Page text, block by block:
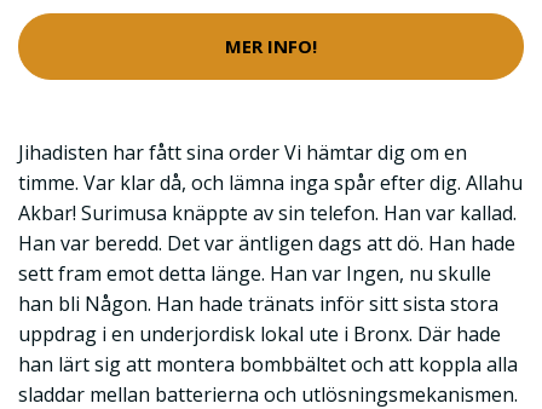
MER INFO!
Jihadisten har fått sina order Vi hämtar dig om en
timme. Var klar då, och lämna inga spår efter dig. Allahu
Akbar! Surimusa knäppte av sin telefon. Han var kallad.
Han var beredd. Det var äntligen dags att dö. Han hade
sett fram emot detta länge. Han var Ingen, nu skulle
han bli Någon. Han hade tränats inför sitt sista stora
uppdrag i en underjordisk lokal ute i Bronx. Där hade
han lärt sig att montera bombbältet och att koppla alla
sladdar mellan batterierna och utlösningsmekanismen.